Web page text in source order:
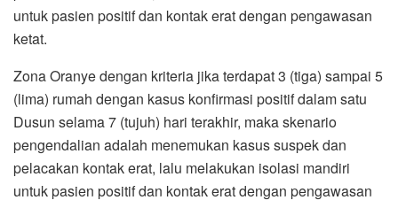
untuk pasien positif dan kontak erat dengan pengawasan
ketat.
Zona Oranye dengan kriteria jika terdapat 3 (tiga) sampai 5
(lima) rumah dengan kasus konfirmasi positif dalam satu
Dusun selama 7 (tujuh) hari terakhir, maka skenario
pengendalian adalah menemukan kasus suspek dan
pelacakan kontak erat, lalu melakukan isolasi mandiri
untuk pasien positif dan kontak erat dengan pengawasan